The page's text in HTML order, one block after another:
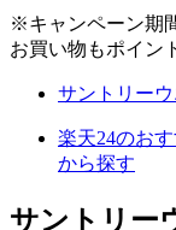
※キャンペーン期
お買い物もポイン
サントリー
楽天24のお
から探す
サントリー